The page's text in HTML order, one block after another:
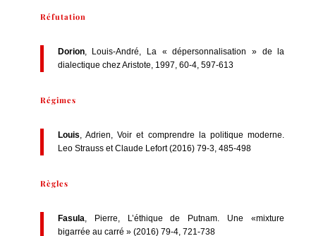
Réfutation
Dorion, Louis-André, La « dépersonnalisation » de la
dialectique chez Aristote, 1997, 60-4, 597-613
Régimes
Louis, Adrien, Voir et comprendre la politique moderne.
Leo Strauss et Claude Lefort (2016) 79-3, 485-498
Règles
Fasula, Pierre, L’éthique de Putnam. Une «mixture
bigarrée au carré » (2016) 79-4, 721-738